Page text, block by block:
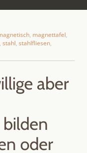
, magnettafel,
, stahl, stahlfliesen,
aber
oder